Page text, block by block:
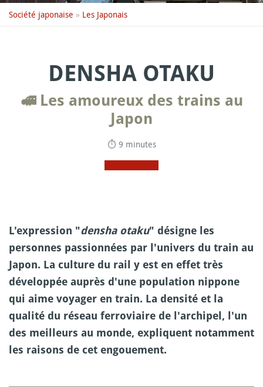
Société japonaise » Les Japonais
DENSHA OTAKU
🚅 Les amoureux des trains au
Japon
⏱ 9 minutes
L'expression "densha otaku" désigne les
personnes passionnées par l'univers du train au
Japon. La culture du rail y est en effet très
développée auprès d'une population nippone
qui aime voyager en train. La densité et la
qualité du réseau ferroviaire de l'archipel, l'un
des meilleurs au monde, expliquent notamment
les raisons de cet engouement.